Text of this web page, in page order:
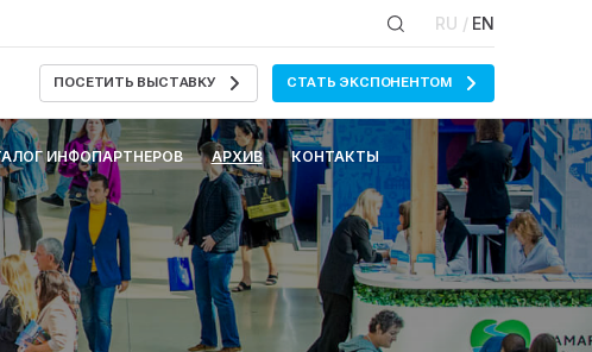
RU / EN
ПОСЕТИТЬ ВЫСТАВКУ СТАТЬ ЭКСПОНЕНТОМ
ИНФОПАРТНЕРОВ АРХИВ КОНТАКТЫ